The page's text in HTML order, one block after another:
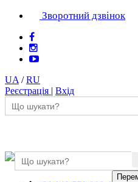
Зворотний дзвінок
UA /RU
Реєстрація | Вхід